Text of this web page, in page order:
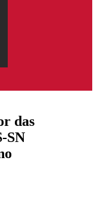
das
SN